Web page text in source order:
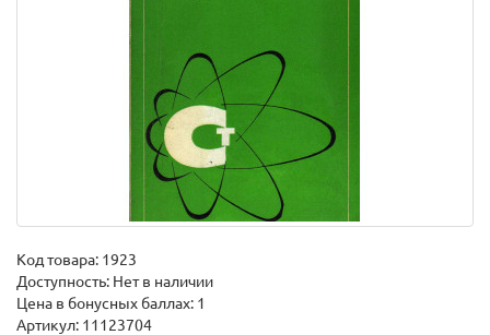
Код товара: 1923
Доступность: Нет в наличии
Цена в бонусных баллах: 1
Артикул: 11123704